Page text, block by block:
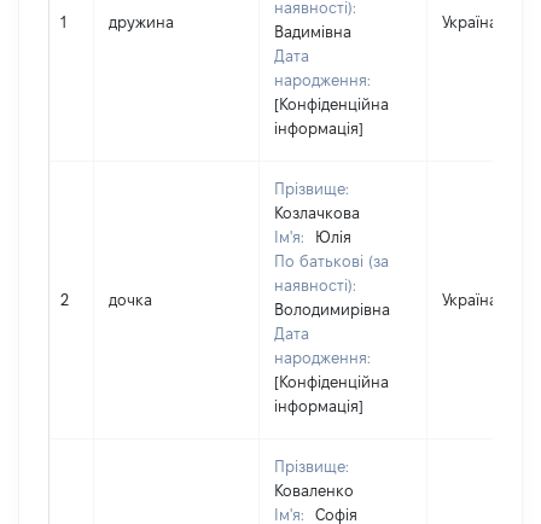
1 дружина
наявності):
Вадимівна
Дата
народження:
[Конфіденційна
інформація]
Україна
2 дочка
Прізвище:
Козлачкова
Ім'я:
Юлія
По батькові (за
наявності):
Володимирівна
Дата
народження:
[Конфіденційна
інформація]
Україна
Прізвище:
Коваленко
Ім'я:
Софія